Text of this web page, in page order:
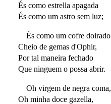
És como estrella apagada
És como um astro sem luz;
És como um cofre doirado
Cheio de gemas d'Ophir,
Por tal maneira fechado
Que ninguem o possa abrir.
Oh virgem de negra coma,
Oh minha doce gazella,